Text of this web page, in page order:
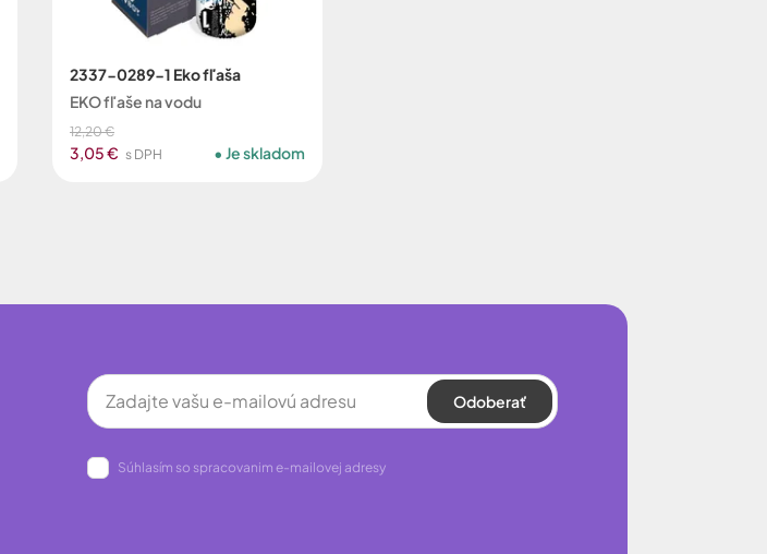
2337-0289-1 Eko fľaša
EKO fľaše na vodu
12,20 €
3,05 € s DPH Je skladom
Odoberať
Súhlasím so spracovanim e-mailovej adresy